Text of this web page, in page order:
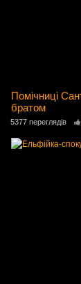
Помічниці
братом
5377 переглядів